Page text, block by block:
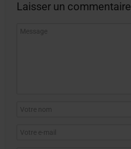
Laisser un commentaire